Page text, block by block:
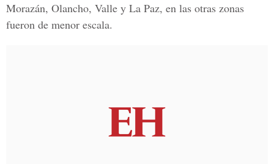
Morazán, Olancho, Valle y La Paz, en las otras zonas
fueron de menor escala.